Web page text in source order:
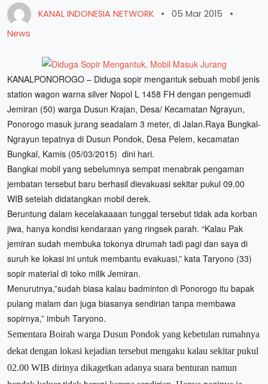
KANAL INDONESIA NETWORK • 05 Mar 2015
•
News
KANALPONOROGO – Diduga sopir mengantuk sebuah mobil jenis
station wagon warna silver Nopol L 1458 FH dengan pengemudi
Jemiran (50) warga Dusun Krajan, Desa/ Kecamatan Ngrayun,
Ponorogo masuk jurang seadalam 3 meter, di Jalan.Raya Bungkal-
Ngrayun tepatnya di Dusun Pondok, Desa Pelem, kecamatan
Bungkal, Kamis (05/03/2015) dini hari.
Bangkai mobil yang sebelumnya sempat menabrak pengaman
jembatan tersebut baru berhasil dievakuasi sekitar pukul 09.00
WIB setelah didatangkan mobil derek.
Beruntung dalam kecelakaaaan tunggal tersebut tidak ada korban
jiwa, hanya kondisi kendaraan yang ringsek parah. “Kalau Pak
jemiran sudah membuka tokonya dirumah tadi pagi dan saya di
suruh ke lokasi ini untuk membantu evakuasi,” kata Taryono (33)
sopir material di toko milik Jemiran.
Menurutnya,”sudah biasa kalau badminton di Ponorogo itu bapak
pulang malam dan juga biasanya sendirian tanpa membawa
sopirnya,” imbuh Taryono.
Sementara Boirah warga Dusun Pondok yang kebetulan rumahnya
dekat dengan lokasi kejadian tersebut mengaku kalau sekitar pukul
02.00 WIB dirinya dikagetkan adanya suara benturan namun